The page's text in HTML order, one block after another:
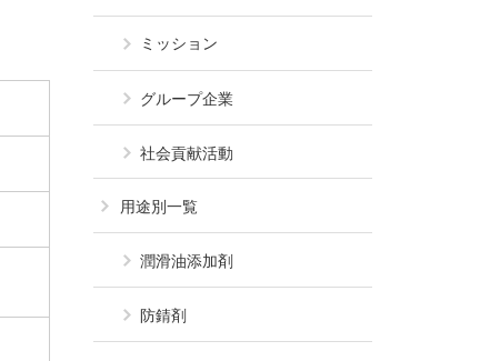
ミッション
グループ企業
社会貢献活動
用途別一覧
潤滑油添加剤
防錆剤